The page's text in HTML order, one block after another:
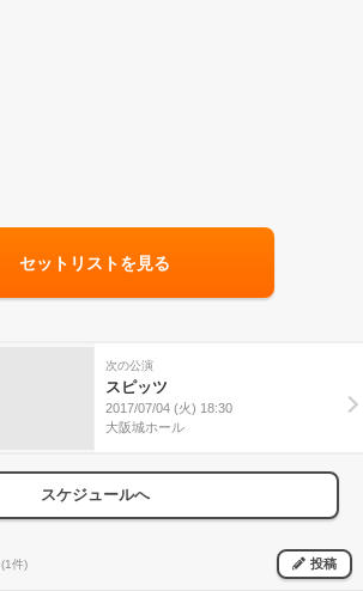
セットリストを見る
次の公演
スピッツ
2017/07/04 (火) 18:30
大阪城ホール
スケジュールへ
(1件) 投稿